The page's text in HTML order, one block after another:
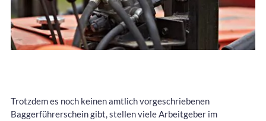
Trotzdem es noch keinen amtlich vorgeschriebenen
Baggerführerschein gibt, stellen viele Arbeitgeber im